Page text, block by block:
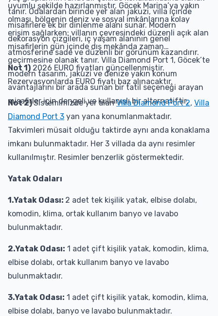
tanır. Odalardan birinde yer alan jakuzi, villa içinde
misafirlere ek bir dinlenme alanı sunar. Modern
dekorasyon çizgileri, iç yaşam alanının genel
atmosferine sade ve düzenli bir görünüm kazandırır.
uyumlu şekilde hazırlanmıştır. Göcek Marina’ya yakın
olması, bölgenin deniz ve sosyal imkânlarına kolay
erişim sağlarken; villanın çevresindeki düzenli açık alan
misafirlerin gün içinde dış mekânda zaman
geçirmesine olanak tanır. Villa Diamond Port 1, Göcek’te
modern tasarım, jakuzi ve denize yakın konum
avantajlarını bir arada sunan bir tatil seçeneği arayan
misafirler için dengeli ve kullanışlı bir alternatiftir.
Not 1) 2026 EURO fiyatları güncellenmiştir.
Rezervasyonlarda EURO fiyatı baz alınacaktır.
Not 2)Sistemimizde yer alanVilla Diamond Port 2, Villa
Diamond Port 3 yan yana konumlanmaktadır.
Takvimleri müsait olduğu taktirde aynı anda konaklama
imkanı bulunmaktadır. Her 3 villada da aynı resimler
kullanılmıştır. Resimler benzerlik göstermektedir.
Yatak Odaları
1.Yatak Odası: 2 adet tek kişilik yatak, elbise dolabı,
komodin, klima, ortak kullanım banyo ve lavabo
bulunmaktadır.
2.Yatak Odası: 1 adet çift kişilik yatak, komodin, klima,
elbise dolabı, ortak kullanım banyo ve lavabo
bulunmaktadır.
3.Yatak Odası: 1 adet çift kişilik yatak, komodin, klima,
elbise dolabı, banyo ve lavabo bulunmaktadır.